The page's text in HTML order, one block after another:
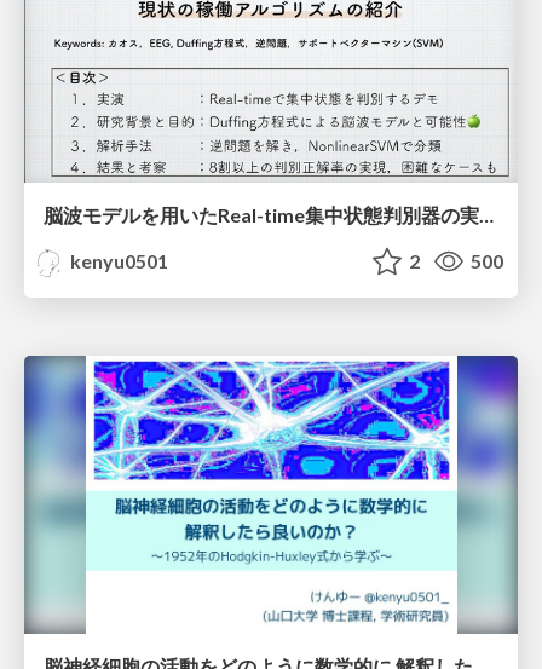
脳波モデルを用いたReal-time集中状態判別器の実演と現状の稼働アルゴリズムの紹介
kenyu0501
2 500